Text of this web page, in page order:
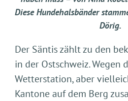
Diese Hundehalsbänder
Dörig.
Der Säntis zählt zu den
in der Ostschweiz. Wegen
Wetterstation, aber
Kantone auf dem Berg